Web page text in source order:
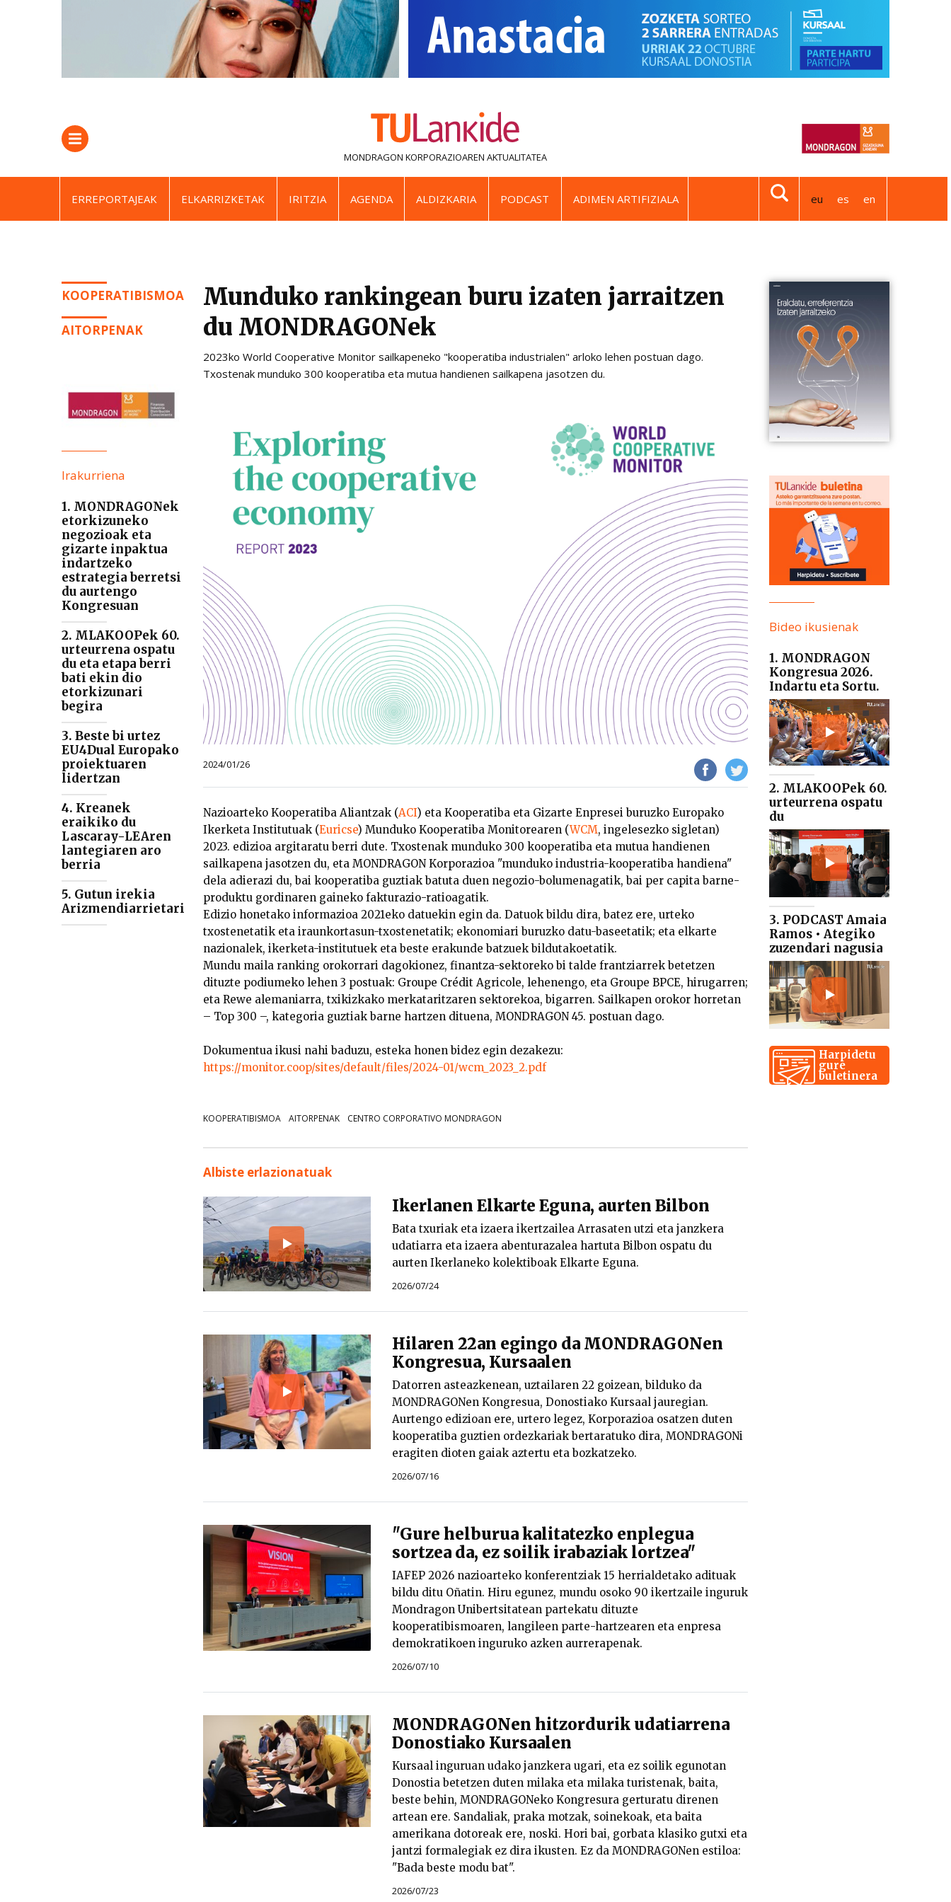
MONDRAGON KORPORAZIOAREN AKTUALITATEA
ERREPORTAJEAK ELKARRIZKETAK IRITZIA AGENDA ALDIZKARIA PODCAST ADIMEN ARTIFIZIALA eu es en
KOOPERATIBISMOA
AITORPENAK
Irakurriena
1. MONDRAGONek
etorkizuneko
negozioak eta
gizarte inpaktua
indartzeko
estrategia berretsi
du aurtengo
Kongresuan
2. MLAKOOPek 60.
urteurrena ospatu
du eta etapa berri
bati ekin dio
etorkizunari
begira
3. Beste bi urtez
EU4Dual Europako
proiektuaren
lidertzan
4. Kreanek
eraikiko du
Lascaray-LEAren
lantegiaren aro
berria
5. Gutun irekia
Arizmendiarrietari
Munduko rankingean buru izaten jarraitzen
du MONDRAGONek
2023ko World Cooperative Monitor sailkapeneko "kooperatiba industrialen" arloko lehen postuan dago.
Txostenak munduko 300 kooperatiba eta mutua handienen sailkapena jasotzen du.
2024/01/26
Nazioarteko Kooperatiba Aliantzak (ACI) eta Kooperatiba eta Gizarte Enpresei buruzko Europako
Ikerketa Institutuak (Euricse) Munduko Kooperatiba Monitorearen (WCM, ingelesezko sigletan)
2023. edizioa argitaratu berri dute. Txostenak munduko 300 kooperatiba eta mutua handienen
sailkapena jasotzen du, eta MONDRAGON Korporazioa "munduko industria-kooperatiba handiena"
dela adierazi du, bai kooperatiba guztiak batuta duen negozio-bolumenagatik, bai per capita barne-
produktu gordinaren gaineko fakturazio-ratioagatik.
Edizio honetako informazioa 2021eko datuekin egin da. Datuok bildu dira, batez ere, urteko
txostenetatik eta iraunkortasun-txostenetatik; ekonomiari buruzko datu-baseetatik; eta elkarte
nazionalek, ikerketa-institutuek eta beste erakunde batzuek bildutakoetatik.
Mundu maila ranking orokorrari dagokionez, finantza-sektoreko bi talde frantziarrek betetzen
dituzte podiumeko lehen 3 postuak: Groupe Crédit Agricole, lehenengo, eta Groupe BPCE, hirugarren;
eta Rewe alemaniarra, txikizkako merkataritzaren sektorekoa, bigarren. Sailkapen orokor horretan
– Top 300 –, kategoria guztiak barne hartzen dituena, MONDRAGON 45. postuan dago.
Dokumentua ikusi nahi baduzu, esteka honen bidez egin dezakezu:
https://monitor.coop/sites/default/files/2024-01/wcm_2023_2.pdf
KOOPERATIBISMOA AITORPENAK CENTRO CORPORATIVO MONDRAGON
Albiste erlazionatuak
Ikerlanen Elkarte Eguna, aurten Bilbon
Bata txuriak eta izaera ikertzailea Arrasaten utzi eta janzkera
udatiarra eta izaera abenturazalea hartuta Bilbon ospatu du
aurten Ikerlaneko kolektiboak Elkarte Eguna.
2026/07/24
Hilaren 22an egingo da MONDRAGONen
Kongresua, Kursaalen
Datorren asteazkenean, uztailaren 22 goizean, bilduko da
MONDRAGONen Kongresua, Donostiako Kursaal jauregian.
Aurtengo edizioan ere, urtero legez, Korporazioa osatzen duten
kooperatiba guztien ordezkariak bertaratuko dira, MONDRAGONi
eragiten dioten gaiak aztertu eta bozkatzeko.
2026/07/16
"Gure helburua kalitatezko enplegua
sortzea da, ez soilik irabaziak lortzea"
IAFEP 2026 nazioarteko konferentziak 15 herrialdetako adituak
bildu ditu Oñatin. Hiru egunez, mundu osoko 90 ikertzaile inguruk
Mondragon Unibertsitatean partekatu dituzte
kooperatibismoaren, langileen parte-hartzearen eta enpresa
demokratikoen inguruko azken aurrerapenak.
2026/07/10
MONDRAGONen hitzordurik udatiarrena
Donostiako Kursaalen
Kursaal inguruan udako janzkera ugari, eta ez soilik egunotan
Donostia betetzen duten milaka eta milaka turistenak, baita,
beste behin, MONDRAGONeko Kongresura gerturatu direnen
artean ere. Sandaliak, praka motzak, soinekoak, eta baita
amerikana dotoreak ere, noski. Hori bai, gorbata klasiko gutxi eta
jantzi formalegiak ez dira ikusten. Ez da MONDRAGONen estiloa:
"Bada beste modu bat".
2026/07/23
Bideo ikusienak
1. MONDRAGON
Kongresua 2026.
Indartu eta Sortu.
2. MLAKOOPek 60.
urteurrena ospatu
du
3. PODCAST Amaia
Ramos • Ategiko
zuzendari nagusia
Harpidetu
gure
buletinera